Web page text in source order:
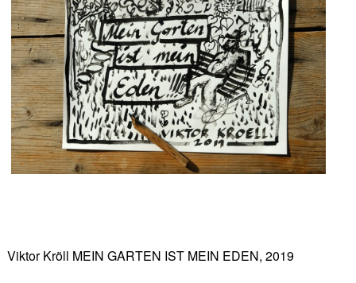
Viktor Kröll MEIN GARTEN IST MEIN EDEN, 2019